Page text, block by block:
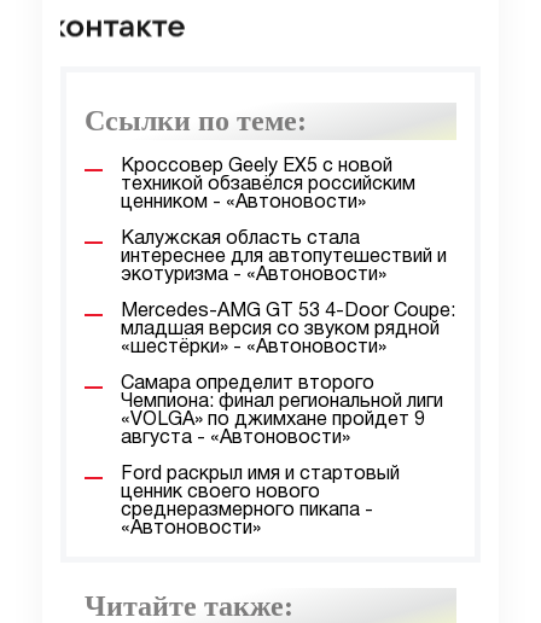
Ссылки по теме:
Кроссовер Geely EX5 с новой
техникой обзавёлся российским
ценником - «Автоновости»
Калужская область стала
интереснее для автопутешествий и
экотуризма - «Автоновости»
Mercedes-AMG GT 53 4-Door Coupe:
младшая версия со звуком рядной
«шестёрки» - «Автоновости»
Самара определит второго
Чемпиона: финал региональной лиги
«VOLGA» по джимхане пройдет 9
августа - «Автоновости»
Ford раскрыл имя и стартовый
ценник своего нового
среднеразмерного пикапа -
«Автоновости»
Читайте также: